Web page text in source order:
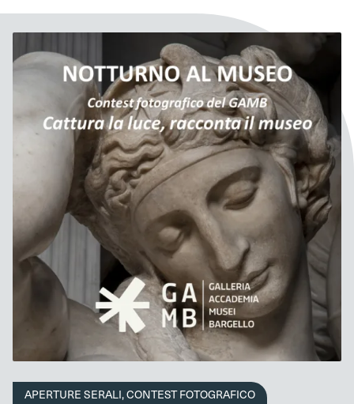
APERTURE SERALI, CONTEST FOTOGRAFICO